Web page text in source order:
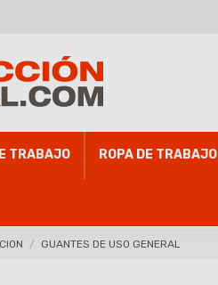
TRABAJO ROPA DE TRABAJO
GUANTES DE USO GENERAL